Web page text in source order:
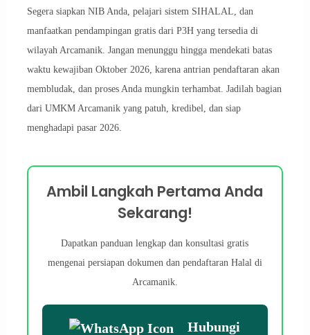
Segera siapkan NIB Anda, pelajari sistem SIHALAL, dan
manfaatkan pendampingan gratis dari P3H yang tersedia di
wilayah Arcamanik. Jangan menunggu hingga mendekati batas
waktu kewajiban Oktober 2026, karena antrian pendaftaran akan
membludak, dan proses Anda mungkin terhambat. Jadilah bagian
dari UMKM Arcamanik yang patuh, kredibel, dan siap
menghadapi pasar 2026.
Ambil Langkah Pertama Anda
Sekarang!
Dapatkan panduan lengkap dan konsultasi gratis
mengenai persiapan dokumen dan pendaftaran Halal di
Arcamanik.
Hubungi